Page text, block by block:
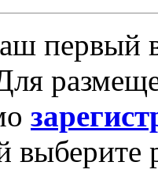
первый
выберите